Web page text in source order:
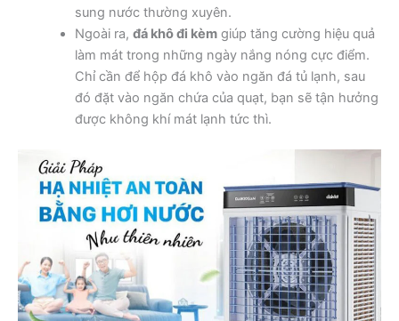
sung nước thường xuyên.
Ngoài ra, đá khô đi kèmgiúp tăng cường hiệu quả
làm mát trong những ngày nắng nóng cực điểm.
Chỉ cần để hộp đá khô vào ngăn đá tủ lạnh, sau
đó đặt vào ngăn chứa của quạt, bạn sẽ tận hưởng
được không khí mát lạnh tức thì.